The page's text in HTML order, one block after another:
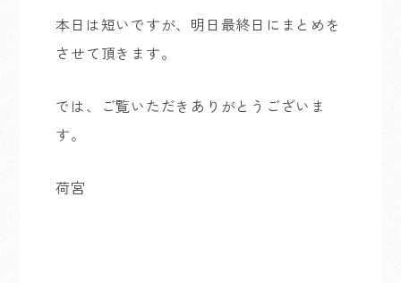
本日は短いですが、明日最終日にまとめを
させて頂きます。
では、ご覧いただきありがとうございま
す。
荷宮